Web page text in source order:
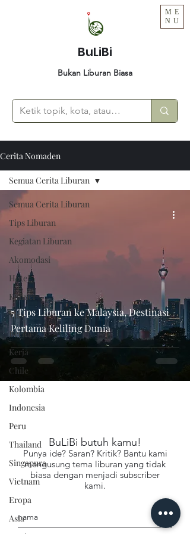
ME
NU
BuLiBi
Bukan Liburan Biasa
Cerita Nomaden
Semua Cerita Liburan
Tips Liburan
Kegiatan Liburan
Akomodasi
Hotel
Kuliner
Visa
Berita
Kerja
Chile
Kolombia
Indonesia
Peru
Thailand
Singapura
Vietnam
Eropa
Asia
Semua Cerita Liburan
5 Tips Liburan ke Malaysia, Destinasi
Pertama Keliling Dunia
BuLiBi butuh kamu!
Punya ide? Saran? Kritik? Bantu kami
mengusung tema liburan yang tidak
biasa dengan menjadi subscriber
kami.